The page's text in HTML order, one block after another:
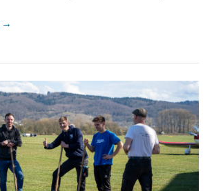
„Osterfluglager
Osterferien
und
Festtage
am
Flugplatz!“
→